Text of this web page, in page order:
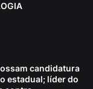
candidatura
estadual; líder do